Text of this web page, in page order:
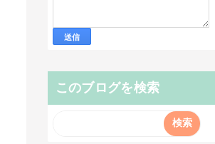
このブログを検索